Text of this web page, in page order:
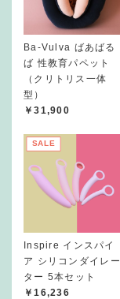
Ba-Vulva ばあばる
ば 性教育パペット
（クリトリス一体
型）
￥31,900
SALE
Inspire インスパイ
ア シリコンダイレー
ター 5本セット
￥16,236